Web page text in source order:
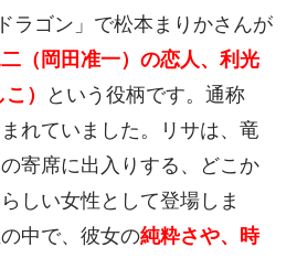
ラゴン」で松本まりかさんが
（岡田准一）の恋人、利光
）
という役柄です。通称
れていました。リサは、竜
寄席に出入りする、どこか
しい女性として登場しま
中で、彼女の純粋さや、時